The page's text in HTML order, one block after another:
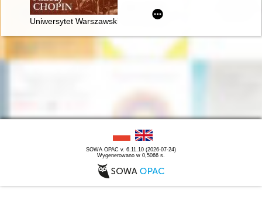
Uniwersytet Warszawski i młody Chopin
SOWA OPAC v. 6.11.10 (2026-07-24)
Wygenerowano w 0,5066 s.